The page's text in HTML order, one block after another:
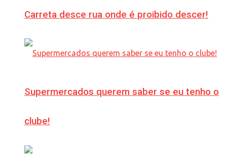
Carreta desce rua onde é proibido descer!
Supermercados querem saber se eu tenho o
clube!